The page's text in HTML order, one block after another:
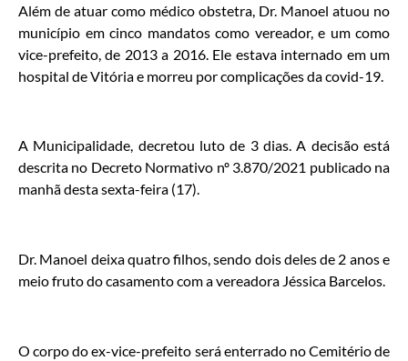
Além de atuar como médico obstetra, Dr. Manoel atuou no
município em cinco mandatos como vereador, e um como
vice-prefeito, de 2013 a 2016. Ele estava internado em um
hospital de Vitória e morreu por complicações da covid-19.
A Municipalidade, decretou luto de 3 dias. A decisão está
descrita no Decreto Normativo nº 3.870/2021 publicado na
manhã desta sexta-feira (17).
Dr. Manoel deixa quatro filhos, sendo dois deles de 2 anos e
meio fruto do casamento com a vereadora Jéssica Barcelos.
O corpo do ex-vice-prefeito será enterrado no Cemitério de